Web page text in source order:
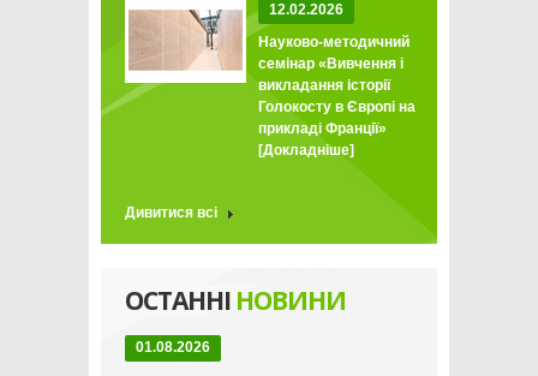
12.02.2026
Науково-методичний
семінар «Вивчення і
викладання історії
Голокосту в Європі на
прикладі Франції»
[Докладніше]
Дивитися всі
ОСТАННІ НОВИНИ
01.08.2026